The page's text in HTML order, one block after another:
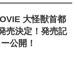
大怪獣首都
売決定！発売記
公開！